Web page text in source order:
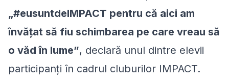
„#eusuntdeIMPACT pentru că aici am
învățat să fiu schimbarea pe care vreau să
o văd în lume”, declară unul dintre elevii
participanți în cadrul cluburilor IMPACT.